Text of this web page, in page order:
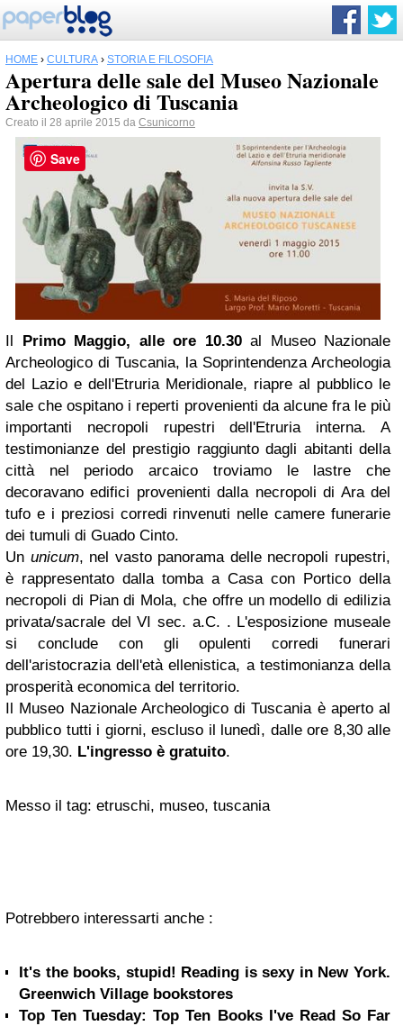
HOME › CULTURA › STORIA E FILOSOFIA
Apertura delle sale del Museo Nazionale
Archeologico di Tuscania
Creato il 28 aprile 2015 da Csunicorno
Primo Maggio, alle ore 10.30al Museo Nazionale
Archeologico di Tuscania, la Soprintendenza Archeologia
del Lazio e dell'Etruria Meridionale, riapre al pubblico le
sale che ospitano i reperti provenienti da alcune fra le più
importanti necropoli rupestri dell'Etruria interna. A
testimonianze del prestigio raggiunto dagli abitanti della
città nel periodo arcaico troviamo le lastre che
decoravano edifici provenienti dalla necropoli di Ara del
tufo e i preziosi corredi rinvenuti nelle camere funerarie
dei tumuli di Guado Cinto.
Un unicum, nel vasto panorama delle necropoli rupestri,
è rappresentato dalla tomba a Casa con Portico della
necropoli di Pian di Mola, che offre un modello di edilizia
privata/sacrale del VI sec. a.C. . L'esposizione museale
si conclude con gli opulenti corredi funerari
dell'aristocrazia dell'età ellenistica, a testimonianza della
prosperità economica del territorio.
Il Museo Nazionale Archeologico di Tuscania è aperto al
pubblico tutti i giorni, escluso il lunedì, dalle ore 8,30 alle
ore 19,30. L'ingresso è gratuito.
Messo il tag: etruschi, museo, tuscania
Potrebbero interessarti anche :
It's the books, stupid! Reading is sexy in New York.
Greenwich Village bookstores
Top Ten Tuesday: Top Ten Books I've Read So Far
Save